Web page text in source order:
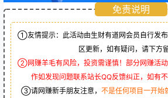
免责说明
①友情提示：此活动由生财有道网会员自行发
区更新，如有疑问，请下方留
②网赚羊毛有风险，投资需谨慎！部分网赚活
作如发现问题联系站长QQ反馈纠正，如有不
③请网赚新手朋友注意， 不是任何项目一开始